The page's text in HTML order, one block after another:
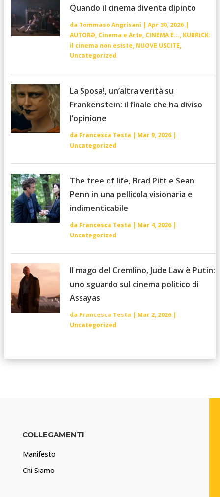
Quando il cinema diventa dipinto
da Tommaso Angrisani | Apr 30, 2026|
AUTORƏ, Cinema e Arte, CINEMA E..., KUBRICK:
il cinema non esiste, NUOVE USCITE,
Uncategorized
La Sposa!, un’altra verità su
Frankenstein: il finale che ha diviso
l’opinione
da Francesca Testa | Mar 9, 2026|
Uncategorized
The tree of life, Brad Pitt e Sean
Penn in una pellicola visionaria e
indimenticabile
da Francesca Testa | Mar 4, 2026|
Uncategorized
Il mago del Cremlino, Jude Law è Putin:
uno sguardo sul cinema politico di
Assayas
da Francesca Testa | Mar 2, 2026|
Uncategorized
COLLEGAMENTI
Manifesto
Chi Siamo